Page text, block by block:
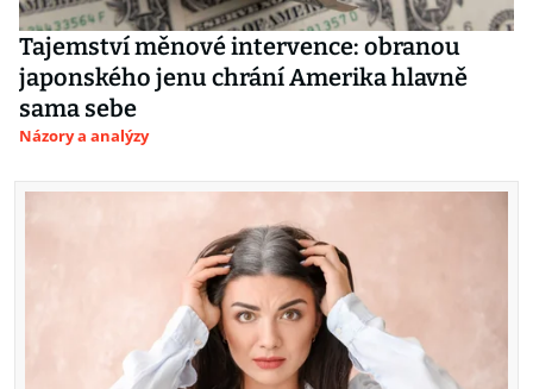
Tajemství měnové intervence: obranou
japonského jenu chrání Amerika hlavně
sama sebe
Názory a analýzy